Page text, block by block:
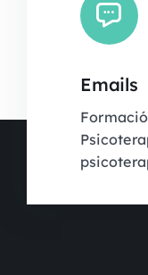
Emails